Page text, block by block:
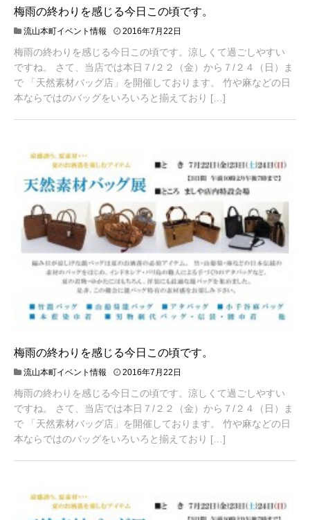
梅雨の終わりを感じる今日この頃です。
流山本町イベント情報 2016年7月22日
梅雨の終わりを感じる今日この頃です。涼しくて過ごしやすい
ですね。 さて、当店では本日７/２２（金）から７/２４（日）ま
で 「天然素材バッグ店」を開催しております。 竹や麻などの日
本ならではのバッグをいろいろと揃えており […]
梅雨の終わりを感じる今日この頃です。
流山本町イベント情報 2016年7月22日
梅雨の終わりを感じる今日この頃です。涼しくて過ごしやすい
ですね。 さて、当店では本日７/２２（金）から７/２４（日）ま
で 「天然素材バッグ店」を開催しております。 竹や麻などの日
本ならではのバッグをいろいろと揃えており […]